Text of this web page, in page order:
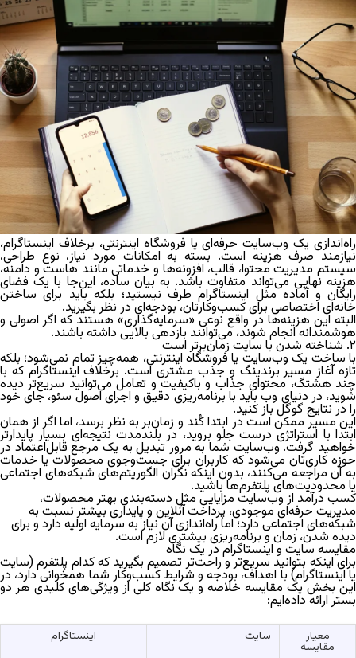
راه‌اندازی یک وب‌سایت حرفه‌ای یا فروشگاه اینترنتی، برخلاف اینستاگرام،
نیازمند صرف هزینه است. بسته به امکانات مورد نیاز، نوع طراحی،
سیستم مدیریت محتوا، قالب، افزونه‌ها و خدماتی مانند هاست و دامنه،
هزینه نهایی می‌تواند متفاوت باشد. به بیان ساده، این‌جا با یک فضای
رایگان و آماده مثل اینستاگرام طرف نیستید؛ بلکه باید برای ساختن
خانه‌ای اختصاصی برای کسب‌وکارتان، بودجه‌ای در نظر بگیرید.
البته این هزینه‌ها در واقع نوعی «سرمایه‌گذاری» هستند که اگر اصولی و
هوشمندانه انجام شوند، می‌توانند بازدهی بالایی داشته باشند.
۲. شناخته شدن با سایت زمان‌برتر است
با ساخت یک وب‌سایت یا فروشگاه اینترنتی، همه‌چیز تمام نمی‌شود؛ بلکه
تازه آغاز مسیر برندینگ و جذب مشتری است. برخلاف اینستاگرام که با
چند هشتگ، محتوای جذاب و باکیفیت و تعامل می‌توانید سریع‌تر دیده
شوید، در دنیای وب باید با برنامه‌ریزی دقیق و اجرای اصول سئو، جای خود
را در نتایج گوگل باز کنید.
این مسیر ممکن است در ابتدا کُند و زمان‌بر به نظر برسد، اما اگر از همان
ابتدا با استراتژی درست جلو بروید، در بلندمدت نتیجه‌ای بسیار پایدارتر
خواهید گرفت. وب‌سایت شما به مرور تبدیل به یک مرجع قابل‌اعتماد در
حوزه کاری‌تان می‌شود که کاربران برای جست‌وجوی محصولات یا خدمات
به آن مراجعه می‌کنند، بدون اینکه نگران الگوریتم‌های شبکه‌های اجتماعی
یا محدودیت‌های پلتفرم‌ها باشید.
کسب درآمد از وب‌سایت مزایایی مثل دسته‌بندی بهتر محصولات،
مدیریت حرفه‌ای موجودی، پرداخت آنلاین و پایداری بیشتر نسبت به
شبکه‌های اجتماعی دارد؛ اما راه‌اندازی آن نیاز به سرمایه اولیه دارد و برای
دیده شدن، زمان و برنامه‌ریزی بیشتری لازم است.
مقایسه سایت و اینستاگرام در یک نگاه
برای اینکه بتوانید سریع‌تر و راحت‌تر تصمیم بگیرید که کدام پلتفرم (سایت
یا اینستاگرام) با اهداف، بودجه و شرایط کسب‌وکار شما همخوانی دارد، در
این بخش یک مقایسه خلاصه و یک نگاه کلی از ویژگی‌های کلیدی هر دو
بستر ارائه داده‌ایم:
معیار
مقایسه
سایت اینستاگرام